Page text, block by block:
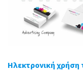
Ηλεκτρονική χρήση